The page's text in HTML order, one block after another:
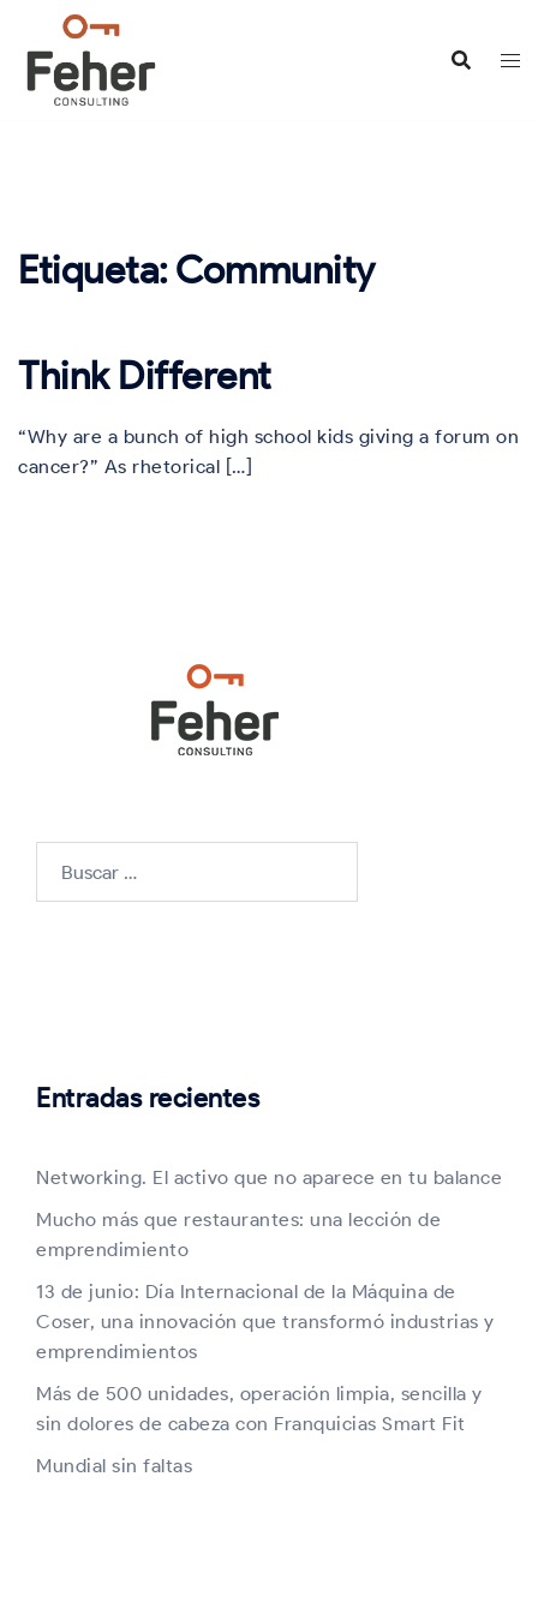
contenido
Etiqueta:Community
Think Different
“Why are a bunch of high school kids giving a forum on
cancer?” As rhetorical […]
Entradas recientes
Networking. El activo que no aparece en tu balance
Mucho más que restaurantes: una lección de
emprendimiento
13 de junio: Día Internacional de la Máquina de
Coser, una innovación que transformó industrias y
emprendimientos
Más de 500 unidades, operación limpia, sencilla y
sin dolores de cabeza con Franquicias Smart Fit
Mundial sin faltas